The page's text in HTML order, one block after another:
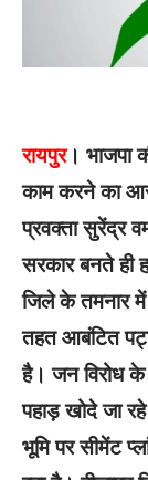
रायपुर। भाजपा
काम करने का
प्रवक्ता सुरेंद्र
सरकार बनते ही
जिले के तमनार
तहत आबंटित
है। जन विरोध के
पहाड़ खोदे जा
भूमि पर सीमेंट